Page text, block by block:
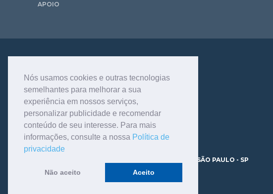
Nós usamos cookies e outras tecnologias
semelhantes para melhorar a sua
experiência em nossos serviços,
personalizar publicidade e recomendar
conteúdo de seu interesse. Para mais
informações, consulte a nossa Política de
privacidade
Não aceito Aceito
APOIO
AV. DR. DANTE PAZZANESE, 120 - VILA MARIANA - SÃO PAULO - SP